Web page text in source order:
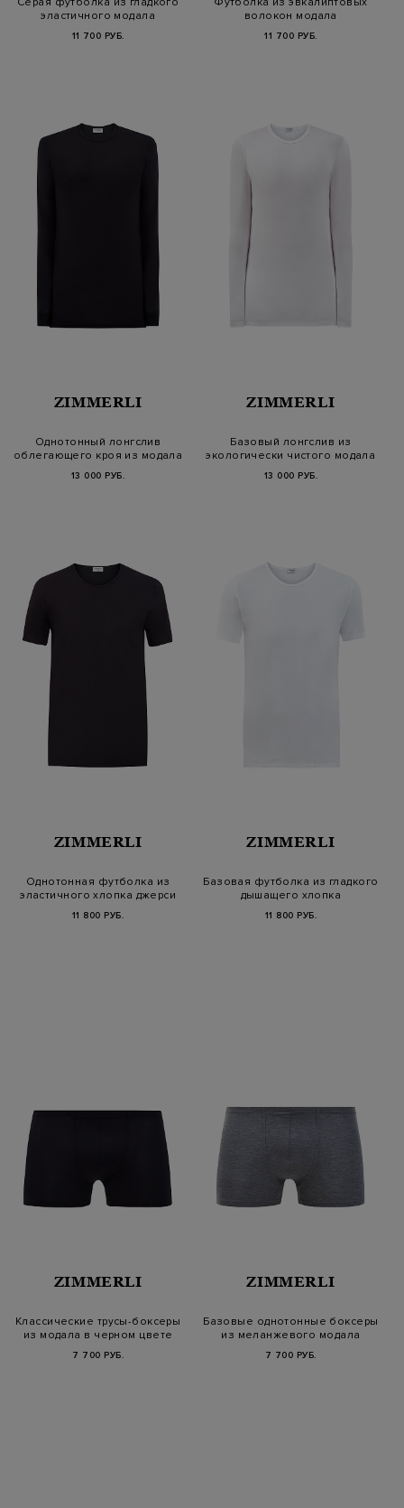
эластичного модала
11 700 РУБ.
волокон модала
11 700 РУБ.
ZIMMERLI
Однотонный лонгслив
облегающего кроя из модала
13 000 РУБ.
ZIMMERLI
Базовый лонгслив из
экологически чистого модала
13 000 РУБ.
ZIMMERLI
Однотонная футболка из
эластичного хлопка джерси
11 800 РУБ.
ZIMMERLI
Базовая футболка из гладкого
дышащего хлопка
11 800 РУБ.
ZIMMERLI
Классические трусы-боксеры
из модала в черном цвете
7 700 РУБ.
ZIMMERLI
Базовые однотонные боксеры
из меланжевого модала
7 700 РУБ.